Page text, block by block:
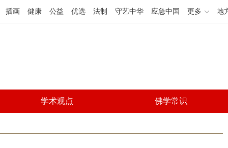
插画 健康 公益 优选 法制 守艺中华 应急中国 更多 地
学术观点 佛学常识